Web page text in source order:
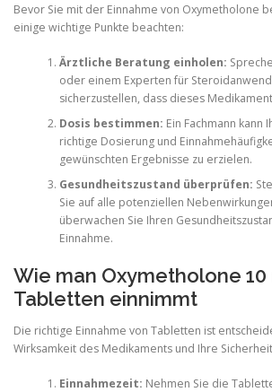
Bevor Sie mit der Einnahme von Oxymetholone
einige wichtige Punkte beachten:
Ärztliche Beratung einholen:
oder einem Experten für
sicherzustellen, dass dieses
Dosis bestimmen: Ein Fachmann kann
richtige Dosierung und
gewünschten Ergebnisse zu erzielen.
Gesundheitszustand überprüfen:
Sie auf alle potenziellen
überwachen Sie Ihren
Einnahme.
Wie man Oxymetholone 10
Tabletten einnimmt
Die richtige Einnahme von Tabletten ist
Wirksamkeit des Medikaments und Ihre
Einnahmezeit: Nehmen Sie die